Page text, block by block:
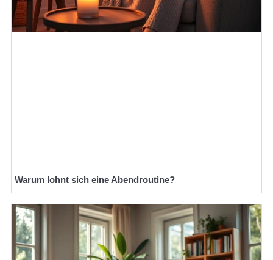
Warum lohnt sich eine Abendroutine?